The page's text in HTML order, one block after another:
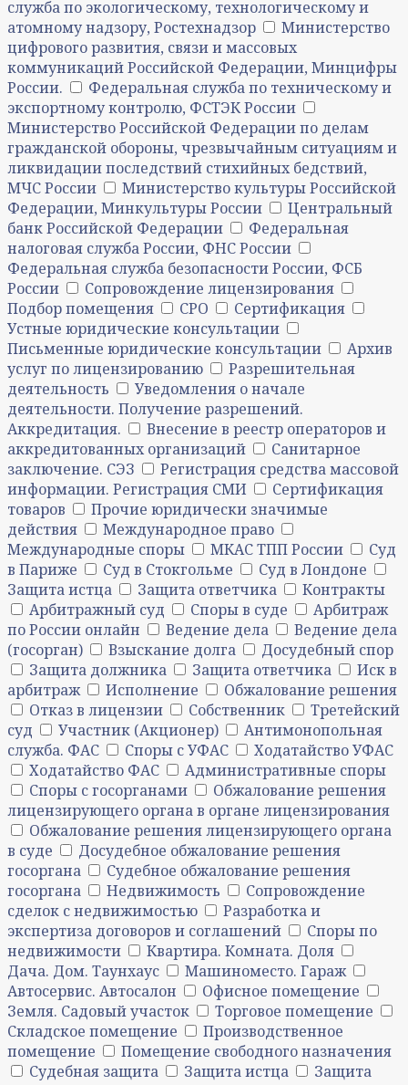
служба по экологическому, технологическому и
атомному надзору, Ростехнадзор
Министерство
цифрового развития, связи и массовых
коммуникаций Российской Федерации, Минцифры
России.
Федеральная служба по техническому и
экспортному контролю, ФСТЭК России
Министерство Российской Федерации по делам
гражданской обороны, чрезвычайным ситуациям и
ликвидации последствий стихийных бедствий,
МЧС России
Министерство культуры Российской
Федерации, Минкультуры России
Центральный
банк Российской Федерации
Федеральная
налоговая служба России, ФНС России
Федеральная служба безопасности России, ФСБ
России
Сопровождение лицензирования
Подбор помещения
СРО
Сертификация
Устные юридические консультации
Письменные юридические консультации
Архив
услуг по лицензированию
Разрешительная
деятельность
Уведомления о начале
деятельности. Получение разрешений.
Аккредитация.
Внесение в реестр операторов и
аккредитованных организаций
Санитарное
заключение. СЭЗ
Регистрация средства массовой
информации. Регистрация СМИ
Сертификация
товаров
Прочие юридически значимые
действия
Международное право
Международные споры
МКАС ТПП России
Суд
в Париже
Суд в Стокгольме
Суд в Лондоне
Защита истца
Защита ответчика
Контракты
Арбитражный суд
Споры в суде
Арбитраж
по России онлайн
Ведение дела
Ведение дела
(госорган)
Взыскание долга
Досудебный спор
Защита должника
Защита ответчика
Иск в
арбитраж
Исполнение
Обжалование решения
Отказ в лицензии
Собственник
Третейский
суд
Участник (Акционер)
Антимонопольная
служба. ФАС
Споры с УФАС
Ходатайство УФАС
Ходатайство ФАС
Административные споры
Споры с госорганами
Обжалование решения
лицензирующего органа в органе лицензирования
Обжалование решения лицензирующего органа
в суде
Досудебное обжалование решения
госоргана
Судебное обжалование решения
госоргана
Недвижимость
Сопровождение
сделок с недвижимостью
Разработка и
экспертиза договоров и соглашений
Споры по
недвижимости
Квартира. Комната. Доля
Дача. Дом. Таунхаус
Машиноместо. Гараж
Автосервис. Автосалон
Офисное помещение
Земля. Садовый участок
Торговое помещение
Складское помещение
Производственное
помещение
Помещение свободного назначения
Судебная защита
Защита истца
Защита